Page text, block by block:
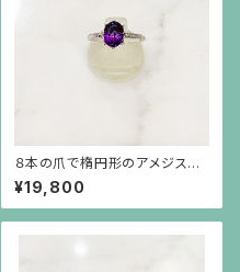
８本の爪で楕円形のアメジスト
（1.41ct）を留めた彫りの施され
た細い腕のシルバーリング
¥19,800